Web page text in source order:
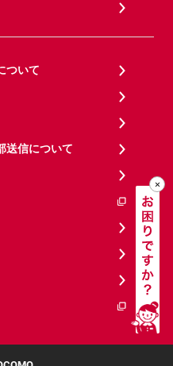
ついて
送信について